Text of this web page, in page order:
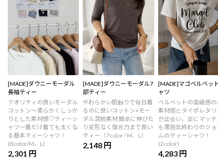
[MADE]ダウニーモーダル
長袖ティー
クオリティの良いモーダル
コットン〜柔らかくしっか
りとした素材感♡ティーシ
ャツ一着だけ着ても太くな
る基本ティーシャツ！
(8color/M、L)
2,301 円
[MADE]ダウニーモーダル7
部ティー
やわらかい肌触りで毎日着
るのに良いコットン+モー
ダル混紡素材 簡単に伸びた
り変形なく復元力まで良い
ティー（7color / M、L）
2,148 円
[MADE]マゴベルベッ
ャツ
ベルベットの高級感の
素材感とタイポレタリ
が出会い、楽にマッチ
も雰囲気終わりのジョ
ムのティーシャツ！
(2color)
4,283 円